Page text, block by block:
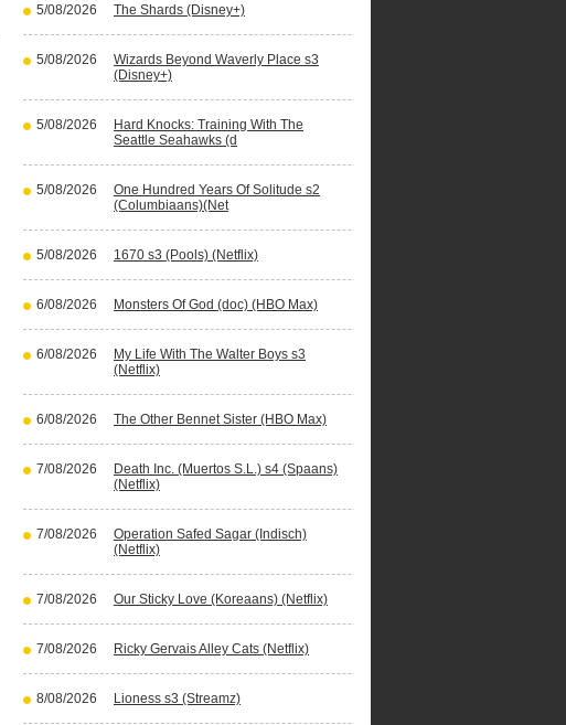
5/08/2026 The Shards (Disney+)
5/08/2026
Wizards Beyond Waverly Place s3
(Disney+)
5/08/2026
Hard Knocks: Training With The
Seattle Seahawks (d
5/08/2026
One Hundred Years Of Solitude s2
(Columbiaans)(Net
5/08/2026 1670 s3 (Pools) (Netflix)
6/08/2026 Monsters Of God (doc) (HBO Max)
6/08/2026
My Life With The Walter Boys s3
(Netflix)
6/08/2026 The Other Bennet Sister (HBO Max)
7/08/2026
Death Inc. (Muertos S.L.) s4 (Spaans)
(Netflix)
7/08/2026
Operation Safed Sagar (Indisch)
(Netflix)
7/08/2026 Our Sticky Love (Koreaans) (Netflix)
7/08/2026 Ricky Gervais Alley Cats (Netflix)
8/08/2026 Lioness s3 (Streamz)